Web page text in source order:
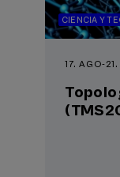
CIENCIA Y
17. AGO-